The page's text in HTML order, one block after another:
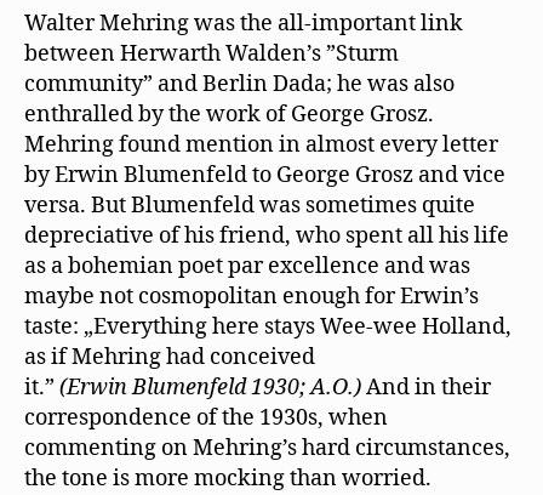
Walter Mehring was the all-important link
between Herwarth Walden’s ”Sturm
community” and Berlin Dada; he was also
enthralled by the work of George Grosz.
Mehring found mention in almost every letter
by Erwin Blumenfeld to George Grosz and vice
versa. But Blumenfeld was sometimes quite
depreciative of his friend, who spent all his life
as a bohemian poet par excellence and was
maybe not cosmopolitan enough for Erwin’s
taste: „Everything here stays Wee-wee Holland,
as if Mehring had conceived
it.” (Erwin Blumenfeld 1930; A.O.)And in their
correspondence of the 1930s, when
commenting on Mehring’s hard circumstances,
the tone is more mocking than worried.